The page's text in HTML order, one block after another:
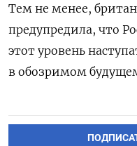
Тем не менее,
предупредила, что
этот уровень
в обозримом